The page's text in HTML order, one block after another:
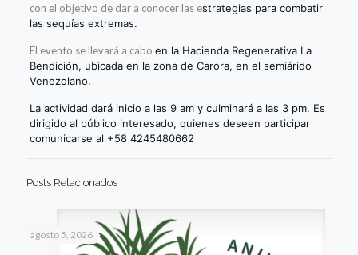
con el objetivo de dar a conocer las estrategias para combatir
las sequías extremas.
El evento se llevará a cabo en la Hacienda Regenerativa La
Bendición, ubicada en la zona de Carora, en el semiárido
Venezolano.
La actividad dará inicio a las 9 am y culminará a las 3 pm. Es
dirigido al público interesado, quienes deseen participar
comunicarse al +58 4245480662
Posts Relacionados
agosto 5, 2026